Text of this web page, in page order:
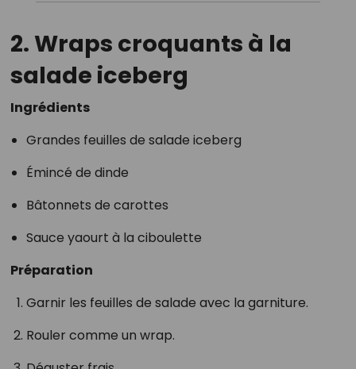
2. Wraps croquants à la
salade iceberg
Ingrédients
Grandes feuilles de salade iceberg
Émincé de dinde
Bâtonnets de carottes
Sauce yaourt à la ciboulette
Préparation
Garnir les feuilles de salade avec la garniture.
Rouler comme un wrap.